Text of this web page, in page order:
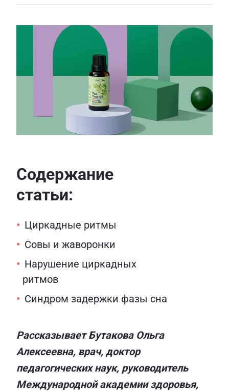
Содержание
статьи:
Циркадные ритмы
Совы и жаворонки
Нарушение циркадных
ритмов
Синдром задержки фазы сна
Рассказывает Бутакова Ольга
Алексеевна, врач, доктор
педагогических наук, руководитель
Международной академии здоровья,